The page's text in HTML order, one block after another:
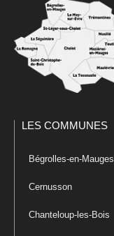
LES COMMUNES
Bégrolles-en-Mauges
Cernusson
Chanteloup-les-Bois